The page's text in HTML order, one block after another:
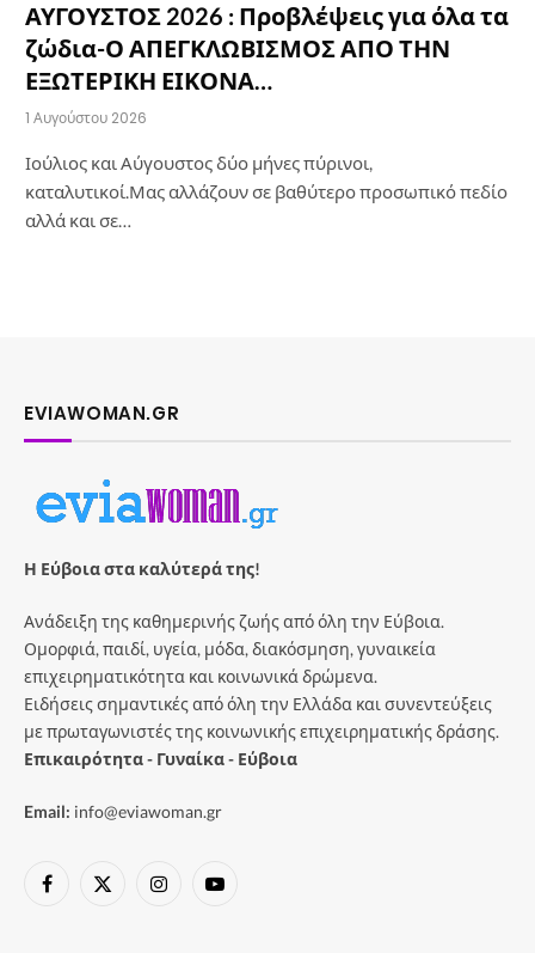
ΑΥΓΟΥΣΤΟΣ 2026 : Προβλέψεις για όλα τα
ζώδια-Ο ΑΠΕΓΚΛΩΒΙΣΜΟΣ ΑΠΟ ΤΗΝ
ΕΞΩΤΕΡΙΚΗ ΕΙΚΟΝΑ…
1 Αυγούστου 2026
Ιούλιος και Αύγουστος δύο μήνες πύρινοι,
καταλυτικοί.Μας αλλάζουν σε βαθύτερο προσωπικό πεδίο
αλλά και σε…
EVIAWOMAN.GR
Η Εύβοια στα καλύτερά της!
Ανάδειξη της καθημερινής ζωής από όλη την Εύβοια.
Ομορφιά, παιδί, υγεία, μόδα, διακόσμηση, γυναικεία
επιχειρηματικότητα και κοινωνικά δρώμενα.
Ειδήσεις σημαντικές από όλη την Ελλάδα και συνεντεύξεις
με πρωταγωνιστές της κοινωνικής επιχειρηματικής δράσης.
Επικαιρότητα - Γυναίκα - Εύβοια
Email: info@eviawoman.gr
Facebook
X
InstagramYouTube